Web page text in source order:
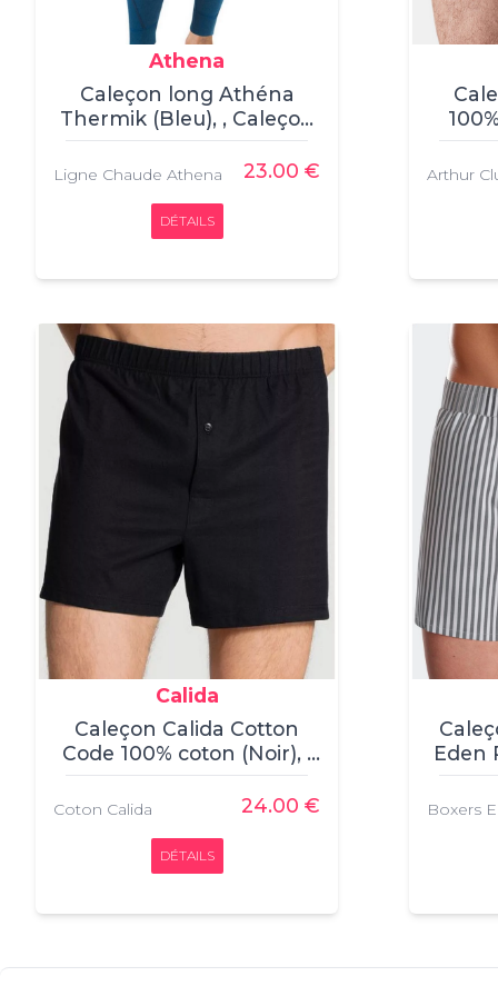
Athena
Caleçon long Athéna
Thermik (Bleu), , Caleçon
long, Athena, , 100%
polyester
Ligne Chaude Athena 23.00 €
DÉTAILS
Arthur
Calida
Caleçon Calida Cotton
Code 100% coton (Noir), ,
Caleçon, Calida, , 100%
Coton Calida 24.00 €
DÉTAILS
Eden
Boxers